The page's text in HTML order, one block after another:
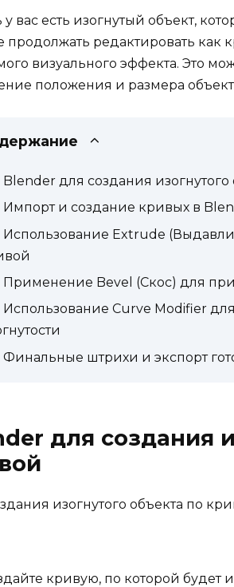
у вас есть изогнутый объект,
продолжать редактировать как
визуального эффекта. Это
положения и размера
Blender для создания
Импорт и создание кривых в
Использование Extrude
Применение Bevel (Скос) для
Использование Curve Modifier
Финальные штрихи и экспорт
для создания
изогнутого объекта по
кривую, по которой будет